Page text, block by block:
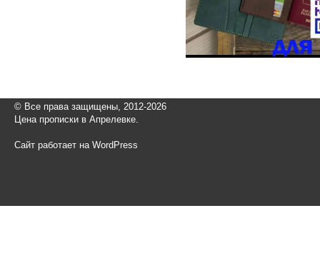
© Все права защищены, 2012-2026
Цена прописки в Апрелевке.
Сайт работает на WordPress